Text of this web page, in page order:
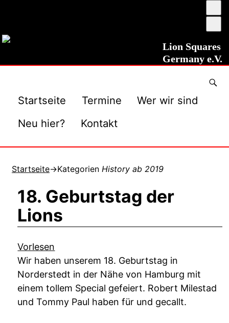
Lion Squares
Germany e.V.
Startseite Termine
Wer wir sind
Neu hier?
Kontakt
Startseite→Kategorien History ab 2019
18. Geburtstag der
Lions
Vorlesen
Wir haben unserem 18. Geburtstag in
Norderstedt in der Nähe von Hamburg mit
einem tollem Special gefeiert. Robert Milestad
und Tommy Paul haben für und gecallt.